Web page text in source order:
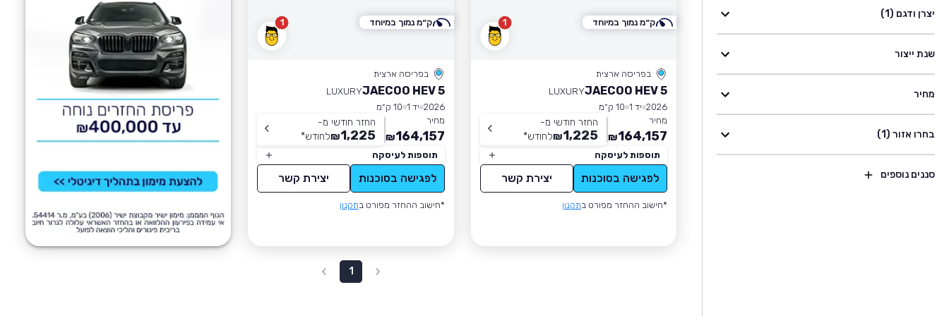
יצרן ודגם (1)
שנת ייצור
מחיר
בחרו אזור (1)
סננים נוספים
1
בפריסה ארצית
JAECOO HEV 5
LUXURY
2026 יד 1
10 ק״מ
מחיר
164,157
₪
החזר חודשי מ-
1,225
₪לחודש*
תוספות לעיסקה
לפגישה בסוכנות יצירת קשר
*חישוב ההחזר מפורט בתקנון
ק״מ נמוך במיוחד 1
בפריסה ארצית
JAECOO HEV 5
LUXURY
2026 יד 1
10 ק״מ
מחיר
164,157
₪
החזר חודשי מ-
1,225
₪לחודש*
תוספות לעיסקה
לפגישה בסוכנות יצירת קשר
*חישוב ההחזר מפורט בתקנון
ק״מ נמוך במיוחד
1